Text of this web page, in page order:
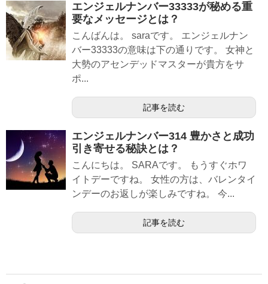
エンジェルナンバー33333が秘める重
要なメッセージとは？
こんばんは。 saraです。 エンジェルナン
バー33333の意味は下の通りです。 女神と
大勢のアセンデッドマスターが貴方をサ
ポ...
記事を読む
エンジェルナンバー314 豊かさと成功
引き寄せる秘訣とは？
こんにちは。 SARAです。 もうすぐホワ
イトデーですね。 女性の方は、バレンタイ
ンデーのお返しが楽しみですね。 今...
記事を読む